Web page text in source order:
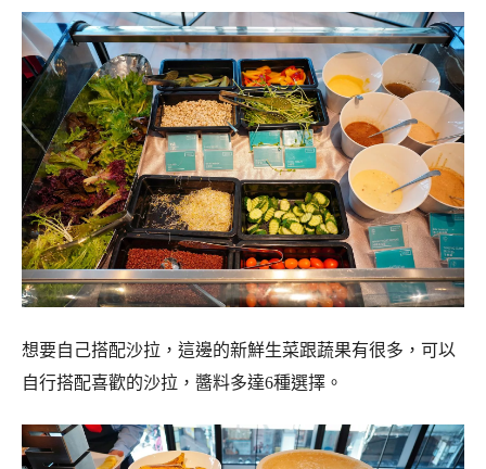
想要自己搭配沙拉，這邊的新鮮生菜跟蔬果有很多，可以
自行搭配喜歡的沙拉，醬料多達6種選擇。